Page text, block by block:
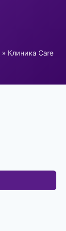
» Клиника Care